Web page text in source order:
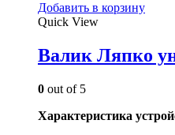
Добавить в корзину
Quick View
Валик Ляпко
0 out of 5
Характеристика